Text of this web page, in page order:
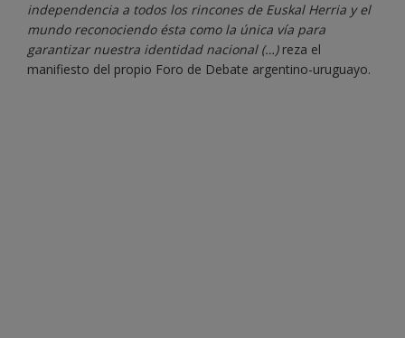
independencia a todos los rincones de Euskal Herria y el
mundo reconociendo ésta como la única vía para
garantizar nuestra identidad nacional (…)reza el
manifiesto del propio Foro de Debate argentino-uruguayo.